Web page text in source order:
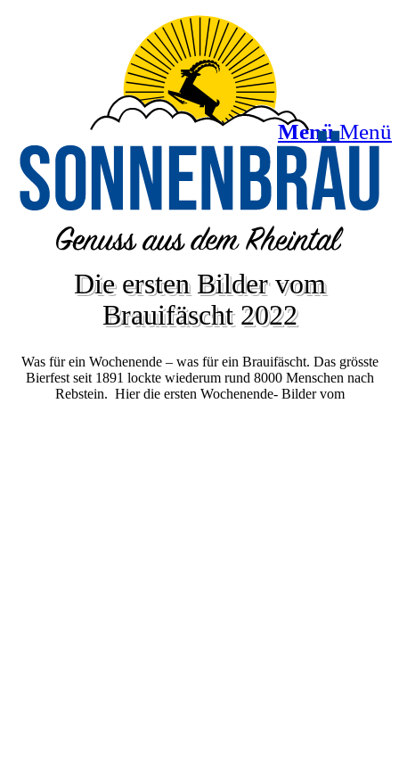
Menü Menü
Die ersten Bilder vom
Brauifäscht 2022
Was für ein Wochenende – was für ein Brauifäscht. Das grösste
Bierfest seit 1891 lockte wiederum rund 8000 Menschen nach
Rebstein. Hier die ersten Wochenende- Bilder vom